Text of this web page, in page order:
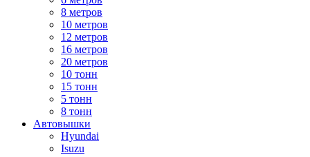
8 метров
10 метров
12 метров
16 метров
20 метров
10 тонн
15 тонн
5 тонн
8 тонн
Автовышки
Hyundai
Isuzu